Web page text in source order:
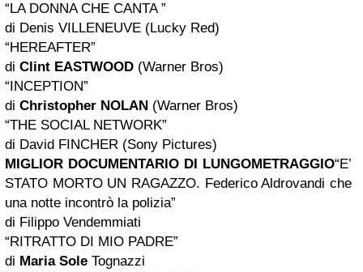
“LA DONNA CHE CANTA ”
di Denis VILLENEUVE (Lucky Red)
“HEREAFTER”
di Clint EASTWOOD (Warner Bros)
“INCEPTION”
di Christopher NOLAN (Warner Bros)
“THE SOCIAL NETWORK”
di David FINCHER (Sony Pictures)
MIGLIOR DOCUMENTARIO DI LUNGOMETRAGGIO“E’
STATO MORTO UN RAGAZZO. Federico Aldrovandi che
una notte incontrò la polizia”
di Filippo Vendemmiati
“RITRATTO DI MIO PADRE”
di Maria Sole Tognazzi